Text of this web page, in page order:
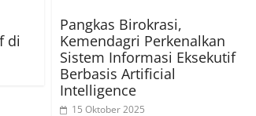
di
Pangkas Birokrasi,
Kemendagri Perkenalkan
Sistem Informasi Eksekutif
Berbasis Artificial
Intelligence
15 Oktober 2025